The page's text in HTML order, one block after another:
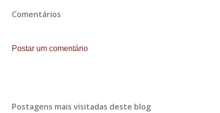
Comentários
Postar um comentário
Postagens mais visitadas deste blog